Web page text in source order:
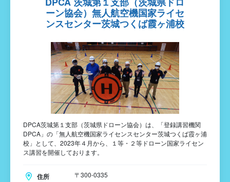
ーン協会）無人航空機国家ライセ
ンスセンター茨城つくば霞ヶ浦校
DPCA茨城第１支部（茨城県ドローン協会）は、「登録講習機関
DPCA」の「無人航空機国家ライセンスセンター茨城つくば霞ヶ浦
校」として、2023年４月から、１等・２等ドローン国家ライセン
ス講習を開催しております。
住所 〒300-0335